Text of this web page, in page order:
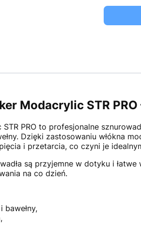
Modacrylic STR
PRO to profesjonalne
Dzięki zastosowaniu włókna
i przetarcia, co czyni je
są przyjemne w dotyku i
na co dzień.